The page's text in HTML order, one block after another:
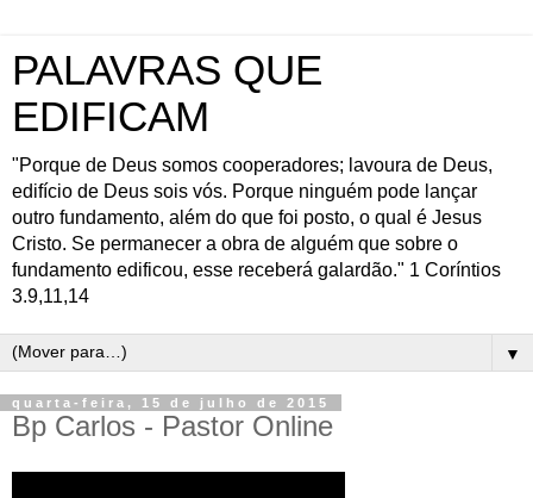
PALAVRAS QUE
EDIFICAM
"Porque de Deus somos cooperadores; lavoura de Deus,
edifício de Deus sois vós. Porque ninguém pode lançar
outro fundamento, além do que foi posto, o qual é Jesus
Cristo. Se permanecer a obra de alguém que sobre o
fundamento edificou, esse receberá galardão." 1 Coríntios
3.9,11,14
▼
quarta-feira, 15 de julho de 2015
Bp Carlos - Pastor Online